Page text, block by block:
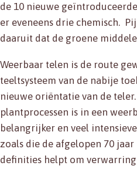
de 10 nieuwe
er eveneens drie chemisch.
daaruit dat de groene
Weerbaar telen is de route
teeltsysteem van de nabije
nieuwe oriëntatie van de
plantprocessen is in een
belangrijker en veel
zoals die de afgelopen 70
definities helpt om